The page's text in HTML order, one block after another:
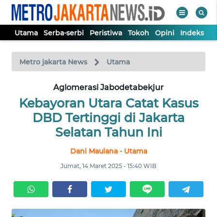
Utama Serba-serbi Peristiwa Tokoh Opini Indeks
Metro jakarta News Utama
Aglomerasi Jabodetabekjur
Kebayoran Utara Catat Kasus
DBD Tertinggi di Jakarta
Selatan Tahun Ini
Dani Maulana - Utama
Jumat, 14 Maret 2025 - 15:40 WIB
TV
Tutup
SERBA-
TOKOH
OPINI